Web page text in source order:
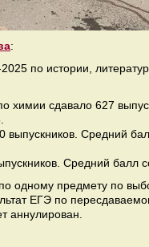
:
по истории,
химии сдавало 627
выпускников. Средний
Средний балл
одному предмету по
ЕГЭ по
аннулирован.